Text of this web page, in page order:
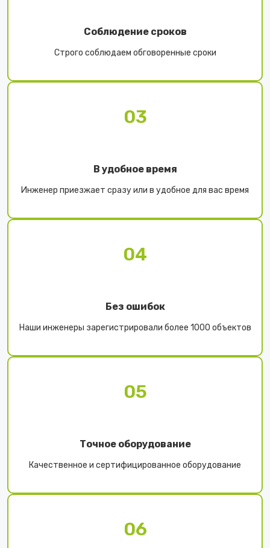
Соблюдение сроков
Строго соблюдаем обговоренные сроки
03
В удобное время
Инженер приезжает сразу или в удобное для вас время
04
Без ошибок
Наши инженеры зарегистрировали более 1000 объектов
05
Точное оборудование
Качественное и сертифицированное оборудование
06